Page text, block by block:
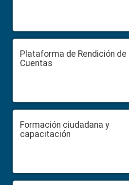
Plataforma de Rendición de
Cuentas
Formación ciudadana y
capacitación